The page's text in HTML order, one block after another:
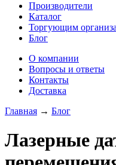
Производители
Каталог
Торгующим
Блог
О компании
Вопросы и ответы
Контакты
Доставка
Главная → Блог
Лазерные